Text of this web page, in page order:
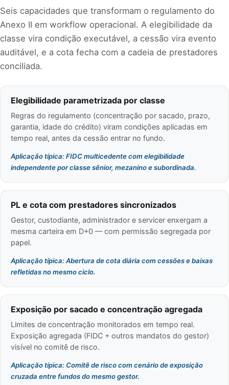
Seis capacidades que transformam o regulamento do
Anexo II em workflow operacional. A elegibilidade da
classe vira condição executável, a cessão vira evento
auditável, e a cota fecha com a cadeia de prestadores
conciliada.
Elegibilidade parametrizada por classe
Regras do regulamento (concentração por sacado, prazo,
garantia, idade do crédito) viram condições aplicadas em
tempo real, antes da cessão entrar no fundo.
Aplicação típica: FIDC multicedente com elegibilidade
independente por classe sênior, mezanino e subordinada.
PL e cota com prestadores sincronizados
Gestor, custodiante, administrador e servicer enxergam a
mesma carteira em D+0 — com permissão segregada por
papel.
Aplicação típica: Abertura de cota diária com cessões e baixas
refletidas no mesmo ciclo.
Exposição por sacado e concentração agregada
Limites de concentração monitorados em tempo real.
Exposição agregada (FIDC + outros mandatos do gestor)
visível no comitê de risco.
Aplicação típica: Comitê de risco com cenário de exposição
cruzada entre fundos do mesmo gestor.